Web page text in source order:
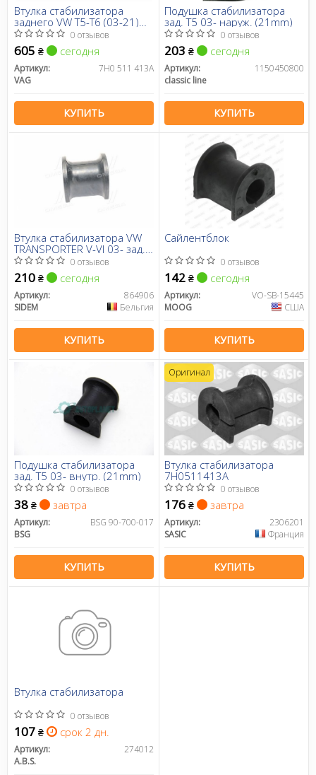
Втулка стабилизатора
заднего VW T5-T6 (03-21)
(7H0511413A) VAG
0 отзывов
605 ₴ сегодня
Артикул:
7H0 511 413A
VAG
КУПИТЬ
Подушка стабилизатора
зад. T5 03- наруж. (21mm)
0 отзывов
203 ₴ сегодня
Артикул:
1150450800
classic line
КУПИТЬ
Втулка стабилизатора VW
TRANSPORTER V-VI 03- зад.
мост (Пр-во SIDEM)
0 отзывов
210 ₴ сегодня
Артикул:
864906
SIDEM
Бельгия
КУПИТЬ
Сайлентблок
0 отзывов
142 ₴ сегодня
Артикул:
VO-SB-15445
MOOG
США
КУПИТЬ
Подушка стабилизатора
зад. T5 03- внутр. (21mm)
0 отзывов
38 ₴ завтра
Артикул:
BSG 90-700-017
BSG
КУПИТЬ
Втулка стабилизатора
7H0511413A
0 отзывов
176 ₴ завтра
Артикул:
2306201
SASIC
Франция
КУПИТЬ
Оригинал
Втулка стабилизатора
0 отзывов
107 ₴ срок 2 дн.
Артикул:
274012
A.B.S.